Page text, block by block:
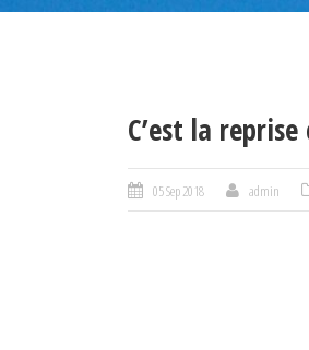
C’est la
05 Sep 2018 admin